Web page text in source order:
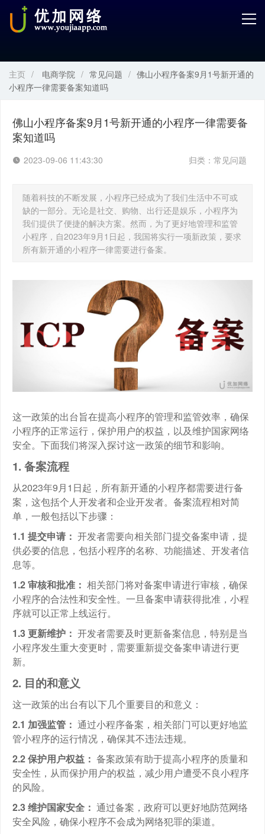
首页
开发服务
案例解剖
电商学院
关于优加
主页 / 电商学院 / 常见问题 / 佛山小程序备案9月1号新开通的
小程序一律需要备案知道吗
佛山小程序备案9月1号新开通的小程序一律需要备
案知道吗
2023-09-06 11:43:30 归类： 常见问题
随着科技的不断发展，小程序已经成为了我们生活中不可或
缺的一部分。无论是社交、购物、出行还是娱乐，小程序为
我们提供了便捷的解决方案。然而，为了更好地管理和监管
小程序，自2023年9月1日起，我国将实行一项新政策，要求
所有新开通的小程序一律需要进行备案。
这一政策的出台旨在提高小程序的管理和监管效率，确保
小程序的正常运行，保护用户的权益，以及维护国家网络
安全。下面我们将深入探讨这一政策的细节和影响。
1. 备案流程
从2023年9月1日起，所有新开通的小程序都需要进行备
案，这包括个人开发者和企业开发者。备案流程相对简
单，一般包括以下步骤：
1.1 提交申请： 开发者需要向相关部门提交备案申请，提
供必要的信息，包括小程序的名称、功能描述、开发者信
息等。
1.2 审核和批准： 相关部门将对备案申请进行审核，确保
小程序的合法性和安全性。一旦备案申请获得批准，小程
序就可以正常上线运行。
1.3 更新维护： 开发者需要及时更新备案信息，特别是当
小程序发生重大变更时，需要重新提交备案申请进行更
新。
2. 目的和意义
这一政策的出台有以下几个重要目的和意义：
2.1 加强监管： 通过小程序备案，相关部门可以更好地监
管小程序的运行情况，确保其不违法违规。
2.2 保护用户权益： 备案政策有助于提高小程序的质量和
安全性，从而保护用户的权益，减少用户遭受不良小程序
的风险。
2.3 维护国家安全： 通过备案，政府可以更好地防范网络
安全风险，确保小程序不会成为网络犯罪的渠道。